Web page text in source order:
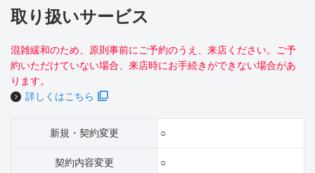
取り扱いサービス
混雑緩和のため、原則事前にご予約のうえ、来店ください。ご予
約いただけていない場合、来店時にお手続きができない場合があ
ります。
詳しくはこちら
新規・契約変更 ○
契約内容変更 ○